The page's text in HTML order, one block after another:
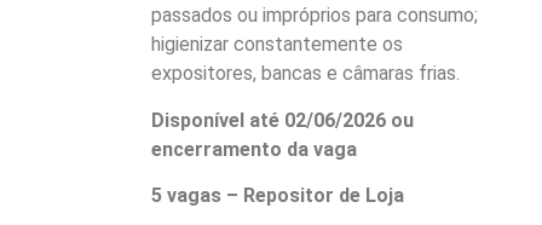
passados ou impróprios para consumo;
higienizar constantemente os
expositores, bancas e câmaras frias.
Disponível até 02/06/2026 ou
encerramento da vaga
5 vagas – Repositor de Loja